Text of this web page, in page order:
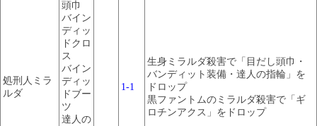
処刑人ミラ
ルダ
頭巾
バイン
ディッ
ドクロ
ス
バイン
ディッ
ドブー
ツ
達人の
1-1
生身ミラルダ殺害で「目だし頭巾・
バンディット装備・達人の指輪」を
ドロップ
黒ファントムのミラルダ殺害で「ギ
ロチンアクス」をドロップ